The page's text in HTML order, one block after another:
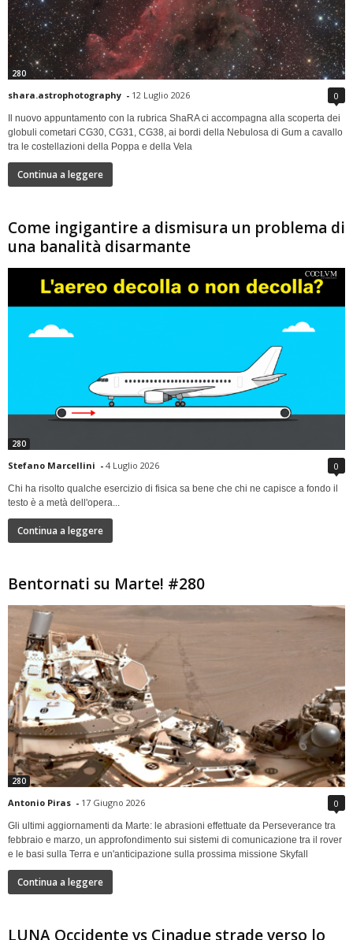
280
shara.astrophotography - 12 Luglio 2026 0
Il nuovo appuntamento con la rubrica ShaRA ci accompagna alla scoperta dei
globuli cometari CG30, CG31, CG38, ai bordi della Nebulosa di Gum a cavallo
tra le costellazioni della Poppa e della Vela
Continua a leggere
Come ingigantire a dismisura un problema di
una banalità disarmante
280
Stefano Marcellini - 4 Luglio 2026 0
Chi ha risolto qualche esercizio di fisica sa bene che chi ne capisce a fondo il
testo è a metà dell'opera...
Continua a leggere
Bentornati su Marte! #280
280
Antonio Piras - 17 Giugno 2026 0
Gli ultimi aggiornamenti da Marte: le abrasioni effettuate da Perseverance tra
febbraio e marzo, un approfondimento sui sistemi di comunicazione tra il rover
e le basi sulla Terra e un'anticipazione sulla prossima missione Skyfall
Continua a leggere
LUNA Occidente vs Cinadue strade verso lo